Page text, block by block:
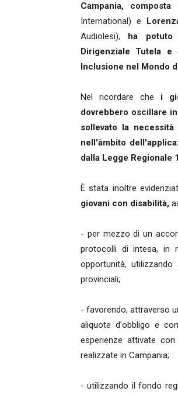
Campania,
International) e
Audiolesi),
ha potuto
Dirigenziale Tutela
Inclusione nel Mondo
Nel ricordare che i
dovrebbero oscillare
sollevato la
nell'àmbito
dalla Legge Regionale
È stata inoltre
giovani con disabilità,
- per mezzo di un
protocolli di intesa, in
opportunità,
provinciali;
- favorendo, attraverso
aliquote d'obbligo e
esperienze attivate
realizzate in Campania;
- utilizzando il fondo